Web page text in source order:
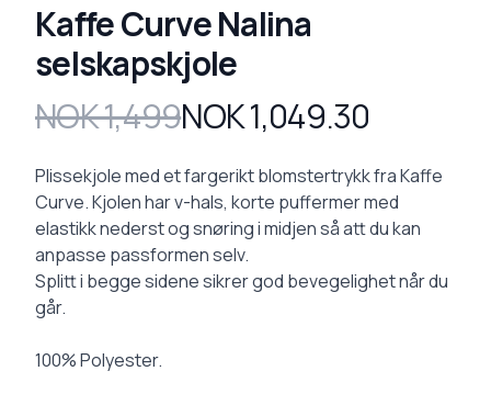
Kaffe Curve Nalina
selskapskjole
Produktdetaljer
NOK 1,499NOK 1,049.30
Description
Plissekjole med et fargerikt blomstertrykk fra Kaffe
Curve. Kjolen har v-hals, korte puffermer med
elastikk nederst og snøring i midjen så att du kan
anpasse passformen selv.
Splitt i begge sidene sikrer god bevegelighet når du
går.
100% Polyester.